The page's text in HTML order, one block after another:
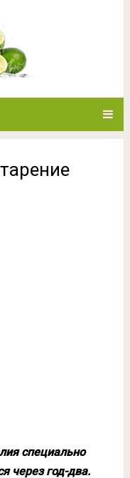
специально
через год-два.